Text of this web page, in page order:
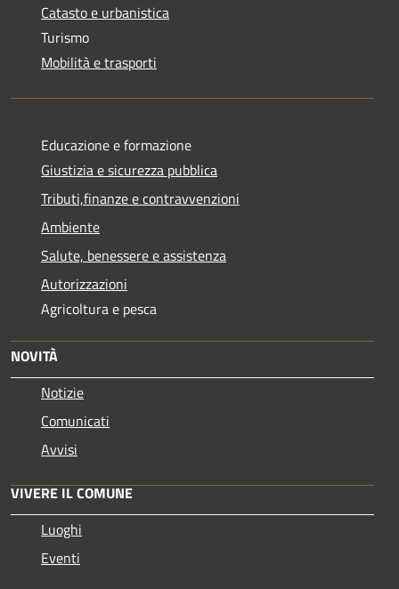
Catasto e urbanistica
Turismo
Mobilità e trasporti
Educazione e formazione
Giustizia e sicurezza pubblica
Tributi,finanze e contravvenzioni
Ambiente
Salute, benessere e assistenza
Autorizzazioni
Agricoltura e pesca
NOVITÀ
Notizie
Comunicati
Avvisi
VIVERE IL COMUNE
Luoghi
Eventi